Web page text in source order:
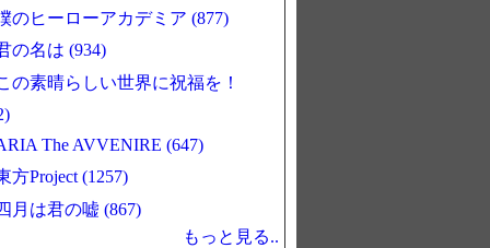
のヒーローアカデミア (877)
の名は (934)
の素晴らしい世界に祝福を！
The AVVENIRE (647)
方Project (1257)
月は君の嘘 (867)
もっと見る..